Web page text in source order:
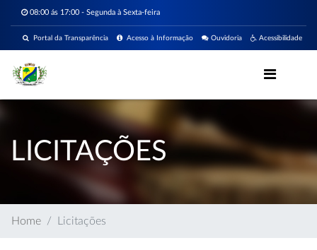
08:00 ás 17:00 - Segunda à Sexta-feira
Acessibilidade
Ouvidoria
Acesso à Informação
Portal da Transparência
LICITAÇÕES
Home Licitações